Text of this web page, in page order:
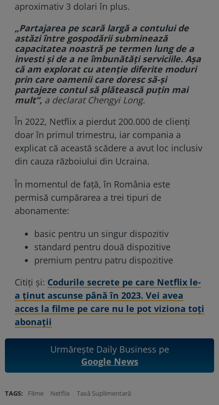
aproximativ 3 dolari în plus.
„Partajarea pe scară largă a contului de
astăzi între gospodării subminează
capacitatea noastră pe termen lung de a
investi și de a ne îmbunătăți serviciile. Așa
că am explorat cu atenție diferite moduri
prin care oamenii care doresc să-și
partajeze contul să plătească puțin mai
mult”, a declarat Chengyi Long.
În 2022, Netflix a pierdut 200.000 de clienți
doar în primul trimestru, iar compania a
explicat că această scădere a avut loc inclusiv
din cauza războiului din Ucraina.
În momentul de față, în România este
permisă cumpărarea a trei tipuri de
abonamente:
basic pentru un singur dispozitiv
standard pentru două dispozitive
premium pentru patru dispozitive
Citiți și: Codurile secrete pe care Netflix le-
a ținut ascunse până în 2023. Vei avea
acces la filme pe care nu le pot viziona toți
abonații
Urmărește Daily Business pe
Google News
TAGS: Filme Netflix Taxă Suplimentară